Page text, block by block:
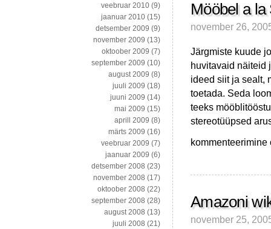
Mööbel a la
november 26,
Järgmiste kuude
huvitavaid näiteid
ideed siit ja sealt,
toetada. Seda
teeks
stereotüüpsed
Mööbel
Sony
Amazoni
november 25,
veebruar 2010 (9)
jaanuar 2010 (15)
detsember 2009 (9)
november 2009 (13)
oktoober 2009 (7)
september 2009 (10)
august 2009 (8)
juuli 2009 (18)
juuni 2009 (14)
mai 2009 (15)
aprill 2009 (8)
märts 2009 (16)
veebruar 2009 (7)
jaanuar 2009 (6)
detsember 2008 (23)
november 2008 (17)
oktoober 2008 (22)
september 2008 (28)
august 2008 (13)
juuli 2008 (21)